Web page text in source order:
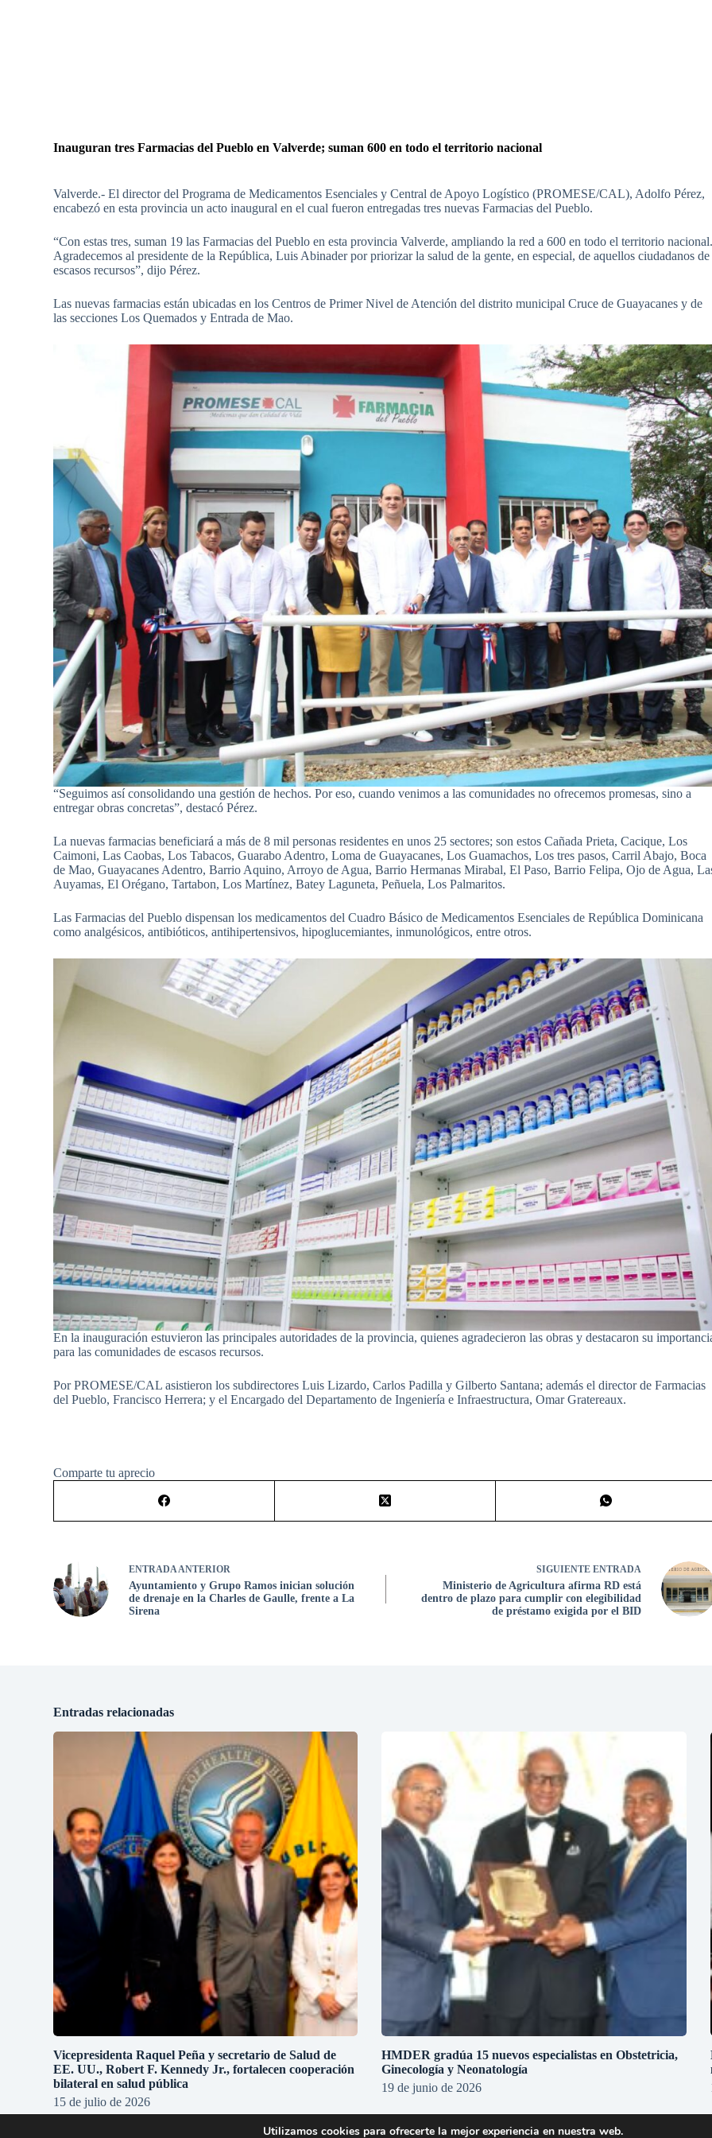
Inauguran tres Farmacias del Pueblo en Valverde; suman 600 en todo el territorio nacional
Valverde.- El director del Programa de Medicamentos Esenciales y Central de Apoyo Logístico (PROMESE/CAL), Adolfo Pérez,
encabezó en esta provincia un acto inaugural en el cual fueron entregadas tres nuevas Farmacias del Pueblo.
“Con estas tres, suman 19 las Farmacias del Pueblo en esta provincia Valverde, ampliando la red a 600 en todo el territorio
Agradecemos al presidente de la República, Luis Abinader por priorizar la salud de la gente, en especial, de aquellos ciudadanos de
escasos recursos”, dijo Pérez.
Las nuevas farmacias están ubicadas en los Centros de Primer Nivel de Atención del distrito municipal Cruce de Guayacanes y de
las secciones Los Quemados y Entrada de Mao.
“Seguimos así consolidando una gestión de hechos. Por eso, cuando venimos a las comunidades no ofrecemos promesas, sino a
entregar obras concretas”, destacó Pérez.
La nuevas farmacias beneficiará a más de 8 mil personas residentes en unos 25 sectores; son estos Cañada Prieta, Cacique, Los
Caimoni, Las Caobas, Los Tabacos, Guarabo Adentro, Loma de Guayacanes, Los Guamachos, Los tres pasos, Carril Abajo, Boca
de Mao, Guayacanes Adentro, Barrio Aquino, Arroyo de Agua, Barrio Hermanas Mirabal, El Paso, Barrio Felipa, Ojo de Agua,
Auyamas, El Orégano, Tartabon, Los Martínez, Batey Laguneta, Peñuela, Los Palmaritos.
Las Farmacias del Pueblo dispensan los medicamentos del Cuadro Básico de Medicamentos Esenciales de República Dominicana
como analgésicos, antibióticos, antihipertensivos, hipoglucemiantes, inmunológicos, entre otros.
En la inauguración estuvieron las principales autoridades de la provincia, quienes agradecieron las obras y destacaron su
para las comunidades de escasos recursos.
Por PROMESE/CAL asistieron los subdirectores Luis Lizardo, Carlos Padilla y Gilberto Santana; además el director de Farmacias
del Pueblo, Francisco Herrera; y el Encargado del Departamento de Ingeniería e Infraestructura, Omar Gratereaux.
Comparte tu aprecio
ENTRADA ANTERIOR
Ayuntamiento y Grupo Ramos inician solución
de drenaje en la Charles de Gaulle, frente a La
Sirena
SIGUIENTE ENTRADA
Ministerio de Agricultura afirma RD está
dentro de plazo para cumplir con elegibilidad
de préstamo exigida por el BID
Entradas relacionadas
Vicepresidenta Raquel Peña y secretario de Salud de
EE. UU., Robert F. Kennedy Jr., fortalecen cooperación
bilateral en salud pública
15 de julio de 2026
HMDER gradúa 15 nuevos especialistas en Obstetricia,
Ginecología y Neonatología
19 de junio de 2026
Utilizamos cookies para ofrecerte la mejor experiencia en nuestra web.